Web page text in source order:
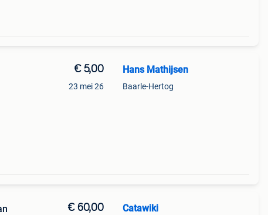
€ 5,00
23 mei 26
Hans Mathijsen
Baarle-Hertog
€ 60,00 Catawiki